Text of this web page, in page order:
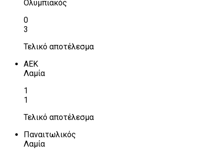
Ολυμπιακός
0
3
Τελικό αποτέλεσμα
ΑΕΚ
Λαμία
1
1
Τελικό αποτέλεσμα
Παναιτωλικός
Λαμία